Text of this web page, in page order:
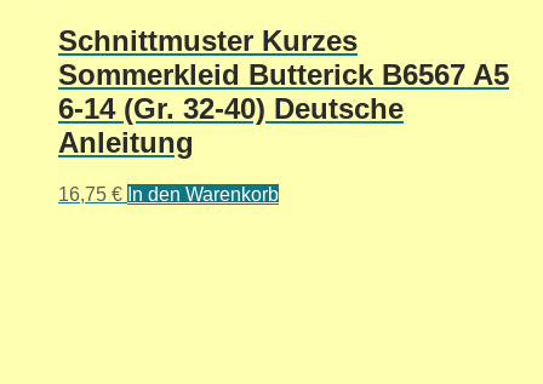
Schnittmuster Kurzes
Sommerkleid Butterick B6567 A5
6-14 (Gr. 32-40) Deutsche
Anleitung
16,75 € In den Warenkorb